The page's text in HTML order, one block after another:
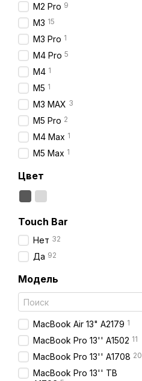
M2 Pro 9
М3 15
M3 Pro 1
M4 Pro 5
M4 1
M5 1
M3 MAX 3
M5 Pro 2
М4 Max 1
M5 Max 1
Цвет
Touch Bar
Нет 32
Да 92
Модель
MacBook Air 13" A2179 1
MacBook Pro 13'' A1502 11
MacBook Pro 13'' A1708 20
MacBook Pro 13'' TB